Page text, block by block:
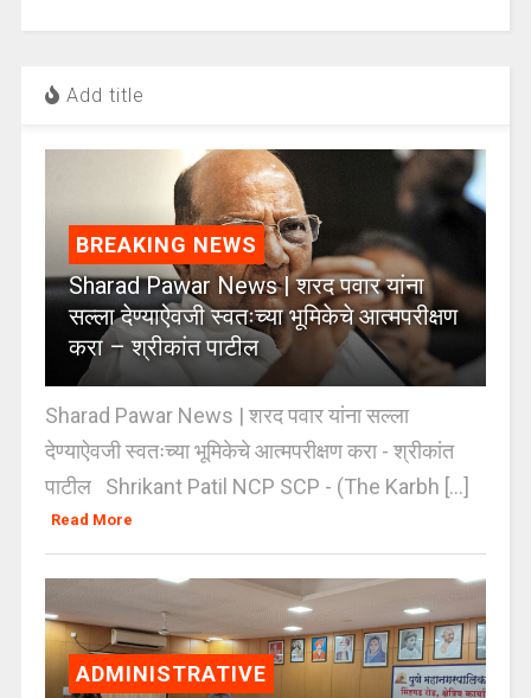
Add title
BREAKING NEWS
Sharad Pawar News | शरद पवार यांना
सल्ला देण्याऐवजी स्वतःच्या भूमिकेचे आत्मपरीक्षण
करा – श्रीकांत पाटील
Sharad Pawar News | शरद पवार यांना सल्ला
देण्याऐवजी स्वतःच्या भूमिकेचे आत्मपरीक्षण करा - श्रीकांत
पाटील Shrikant Patil NCP SCP - (The Karbh [...]
Read More
ADMINISTRATIVE